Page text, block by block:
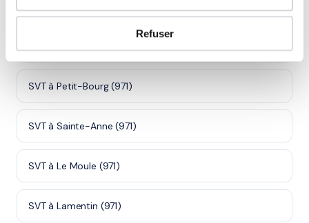
Refuser
SVT à Petit-Bourg (971)
SVT à Sainte-Anne (971)
SVT à Le Moule (971)
SVT à Lamentin (971)